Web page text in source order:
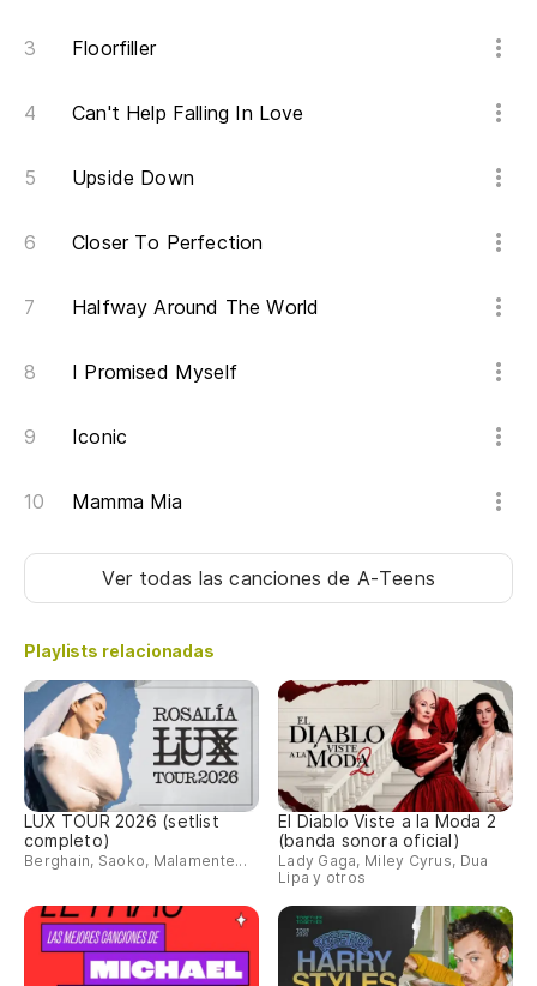
Floorfiller
Can't Help Falling In Love
Upside Down
Closer To Perfection
Halfway Around The World
I Promised Myself
Iconic
Mamma Mia
Ver todas las cancionesde A-Teens
Playlists relacionadas
LUX TOUR 2026 (setlist
completo)
Berghain, Saoko, Malamente...
El Diablo Viste a la Moda 2
(banda sonora oficial)
Lady Gaga, Miley Cyrus, Dua
Lipa y otros